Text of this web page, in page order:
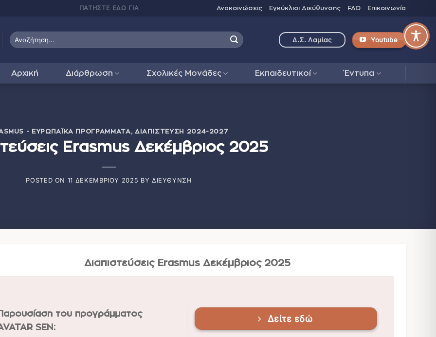
ΕΠΙΚΟΙΝΩΝΙΑ ΑΝΑ ΤΜΗΜΑ Ανακοινώσεις Εγκύκλιοι Διεύθυνσης FAQ Επικοινωνία
Δ.Σ. Λαμίας Youtube
Αρχική Διάρθρωση Σχολικές Μονάδες Εκπαιδευτικοί Έντυπα
- ΕΥΡΩΠΑΪΚΆ ΠΡΟΓΡΆΜΜΑΤΑ, ΔΙΑΠΊΣΤΕΥΣΗ 2024-2027
Erasmus Δεκέμβριος 2025
POSTED ON 11 ΔΕΚΕΜΒΡΊΟΥ 2025 BY ΔΙΕΎΘΥΝΣΗ
Διαπιστεύσεις Erasmus Δεκέμβριος 2025
του προγράμματος
SEN:
Δείτε εδώ